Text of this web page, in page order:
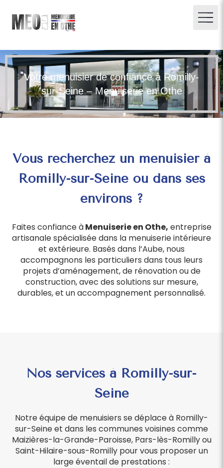
Votre menuisier de confiance à Romilly-
sur-Seine – Menuiserie en Othe
Vous recherchez un menuisier à
Romilly-sur-Seine ou dans ses
environs ?
Faites confiance àMenuiserie en Othe, entreprise
artisanale spécialisée dans la menuiserie intérieure
et extérieure. Basés dans l’Aube, nous
accompagnons les particuliers dans tous leurs
projets d’aménagement, de rénovation ou de
construction, avec des solutions sur mesure,
durables, et un accompagnement personnalisé.
Nos services à Romilly-sur-
Seine
Notre équipe de menuisiers se déplace à Romilly-
sur-Seine et dans les communes voisines comme
Maizières-la-Grande-Paroisse, Pars-lès-Romilly ou
Saint-Hilaire-sous-Romilly pour vous proposer un
large éventail de prestations :